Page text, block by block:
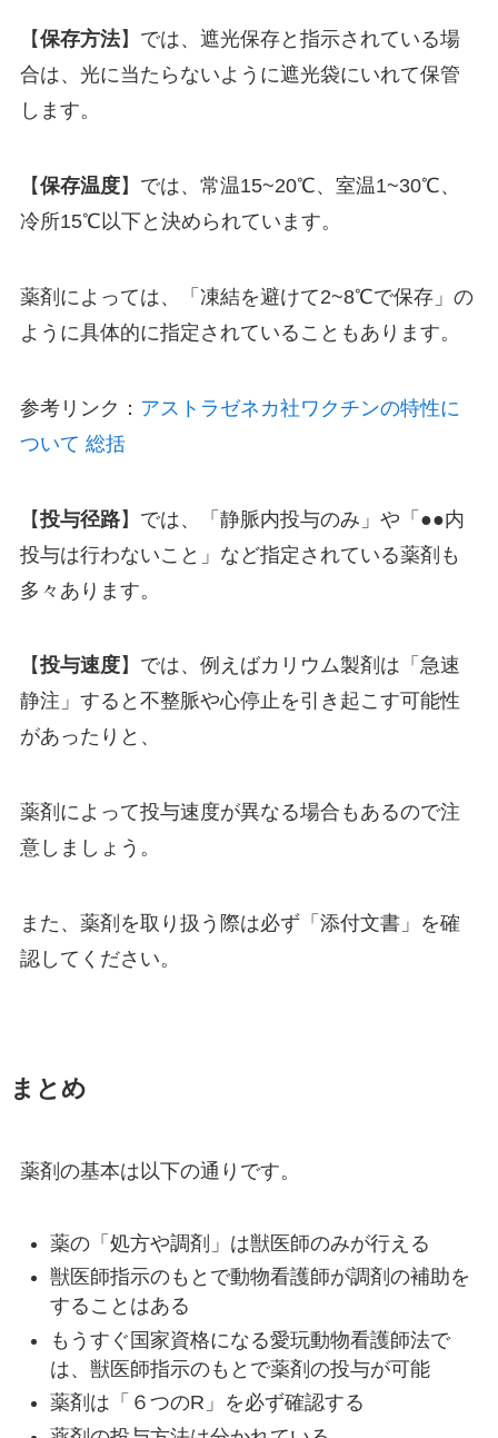
【保存方法】では、遮光保存と指示されている場
合は、光に当たらないように遮光袋にいれて保管
します。
【保存温度】では、常温15~20℃、室温1~30℃、
冷所15℃以下と決められています。
薬剤によっては、「凍結を避けて2~8℃で保存」の
ように具体的に指定されていることもあります。
参考リンク： アストラゼネカ社ワクチンの特性に
ついて 総括
【投与径路】では、「静脈内投与のみ」や「●●内
投与は行わないこと」など指定されている薬剤も
多々あります。
【投与速度】では、例えばカリウム製剤は「急速
静注」すると不整脈や心停止を引き起こす可能性
があったりと、
薬剤によって投与速度が異なる場合もあるので注
意しましょう。
また、薬剤を取り扱う際は必ず「添付文書」を確
認してください。
まとめ
薬剤の基本は以下の通りです。
薬の「処方や調剤」は獣医師のみが行える
獣医師指示のもとで動物看護師が調剤の補助を
することはある
もうすぐ国家資格になる愛玩動物看護師法で
は、獣医師指示のもとで薬剤の投与が可能
薬剤は「６つのR」を必ず確認する